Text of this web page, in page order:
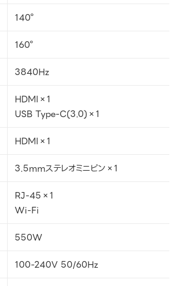
140°
160°
3840Hz
HDMI×1
USB Type-C(3.0)×1
HDMI×1
3.5mmステレオミニピン×1
RJ-45×1
Wi-Fi
550W
100-240V 50/60Hz